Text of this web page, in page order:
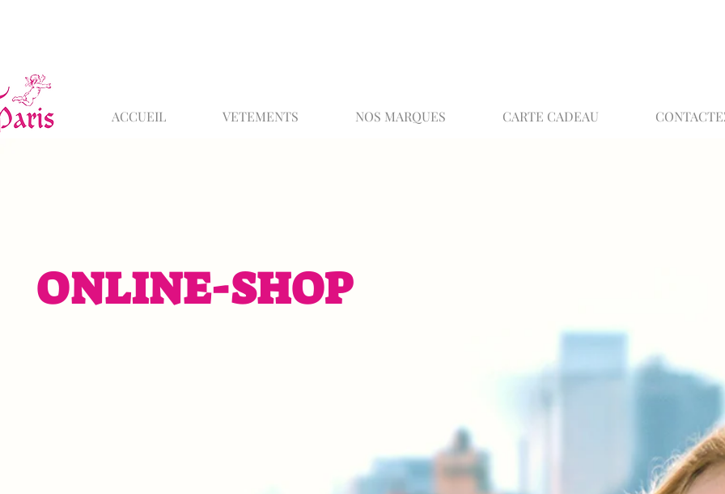
ACCUEIL VETEMENTS NOS MARQUES CARTE CADEAU
ONLINE-SHOP